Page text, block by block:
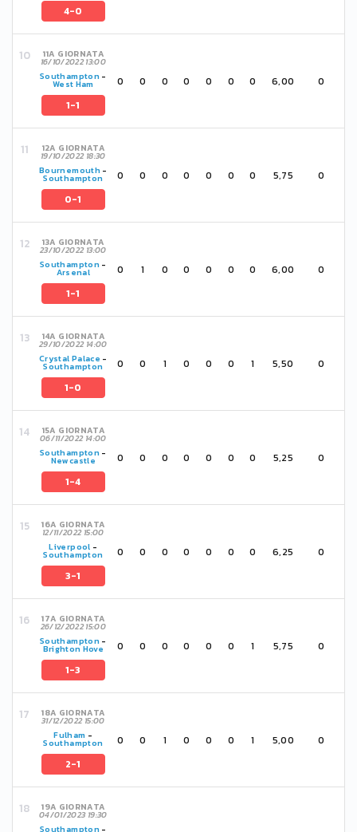
4-0
11A GIORNATA
16/10/2022 13:00
Southampton-
West Ham
1-1
0 0 0 0 0 0 0 6,00 0
12A GIORNATA
19/10/2022 18:30
Bournemouth-
Southampton
0-1
0 0 0 0 0 0 0 5,75 0
13A GIORNATA
23/10/2022 13:00
Southampton-
Arsenal
1-1
0 1 0 0 0 0 0 6,00 0
14A GIORNATA
29/10/2022 14:00
Crystal Palace -
Southampton
1-0
0 0 1 0 0 0 1 5,50 0
15A GIORNATA
06/11/2022 14:00
Southampton-
Newcastle
1-4
0 0 0 0 0 0 0 5,25 0
16A GIORNATA
12/11/2022 15:00
Liverpool -
Southampton
3-1
0 0 0 0 0 0 0 6,25 0
17A GIORNATA
26/12/2022 15:00
Southampton-
Brighton Hove
1-3
0 0 0 0 0 0 1 5,75 0
18A GIORNATA
31/12/2022 15:00
Fulham -
Southampton
2-1
0 0 1 0 0 0 1 5,00 0
19A GIORNATA
04/01/2023 19:30
Southampton-